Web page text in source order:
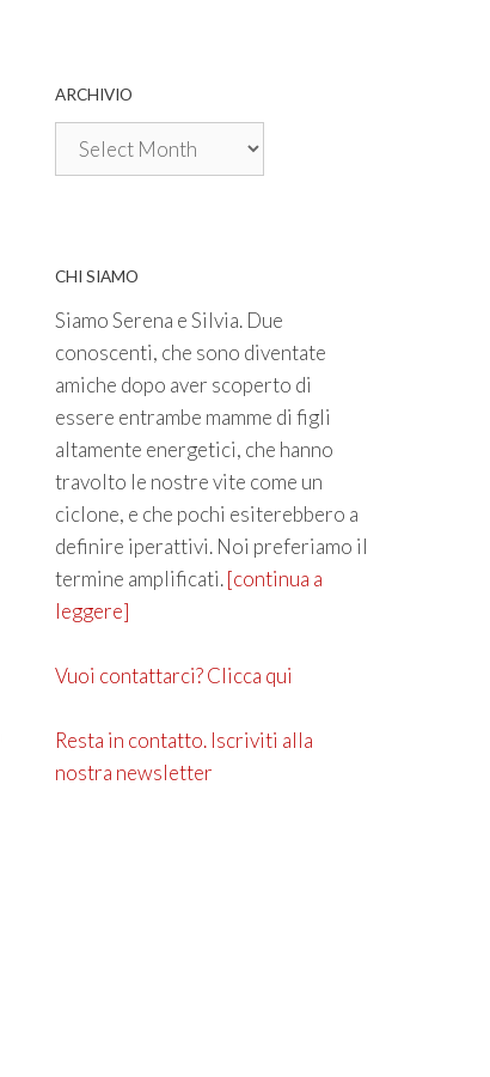
ARCHIVIO
Archivio
CHI SIAMO
Siamo Serena e Silvia. Due
conoscenti, che sono diventate
amiche dopo aver scoperto di
essere entrambe mamme di figli
altamente energetici, che hanno
travolto le nostre vite come un
ciclone, e che pochi esiterebbero a
definire iperattivi. Noi preferiamo il
termine amplificati.[continua a
leggere]
Vuoi contattarci? Clicca qui
Resta in contatto. Iscriviti alla
nostra newsletter